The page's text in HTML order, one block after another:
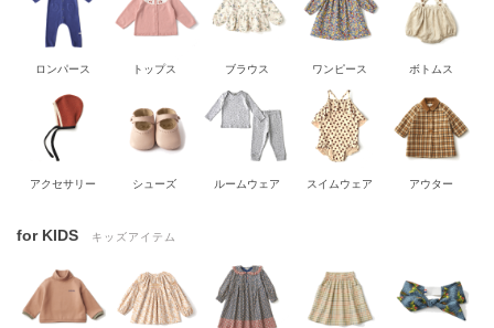
ロンパース トップス ブラウス ワンピース ボトムス
アクセサリー シューズ ルームウェア スイムウェア アウター
for KIDS キッズアイテム